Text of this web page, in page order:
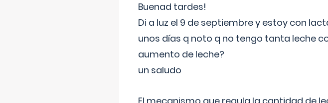
Buenad tardes!
Di a luz el 9 de septiembre y estoy con
unos días q noto q no tengo tanta leche
aumento de leche?
un saludo